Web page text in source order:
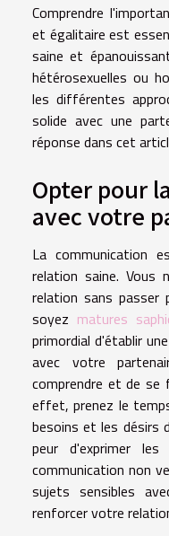
Comprendre
et égalitaire est
saine et
hétérosexuelles ou
les différentes
solide avec une
réponse dans cet
Opter pour
avec votre
La communication
relation saine. Vous
relation sans passer
soyez matures
primordial d'établir
avec votre
comprendre et de se
effet, prenez le
besoins et les désirs
peur d'exprimer
communication non
sujets sensibles
renforcer votre